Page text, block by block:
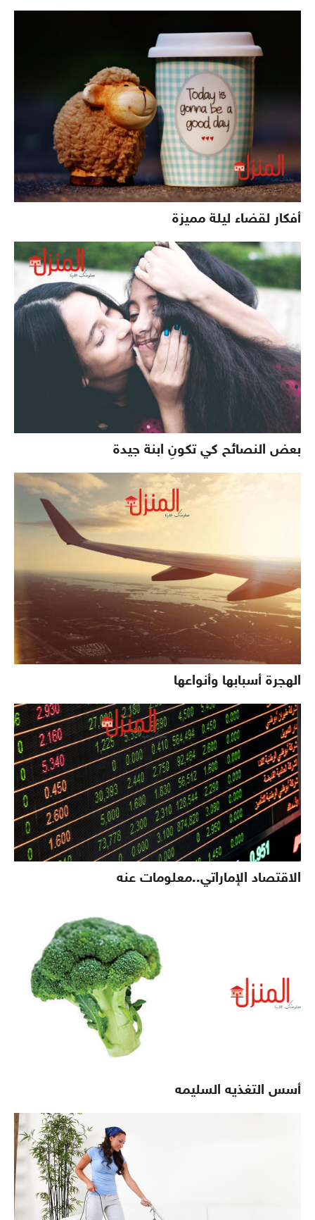
أفكار لقضاء ليلة مميزة
بعض النصائح كي تكونِ ابنة جيدة
الهجرة أسبابها وأنواعها
الاقتصاد الإماراتي..معلومات عنه
أسس التغذيه السليمه